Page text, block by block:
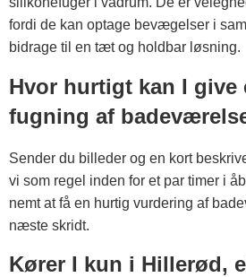
fordi de kan optage bevægelser i
bidrage til en tæt og holdbar løsning.
Hvor hurtigt kan I give
fugning af
Sender du billeder og en kort
vi som regel inden for et par timer i
nemt at få en hurtig vurdering af
næste skridt.
Kører I kun i Hillerød,